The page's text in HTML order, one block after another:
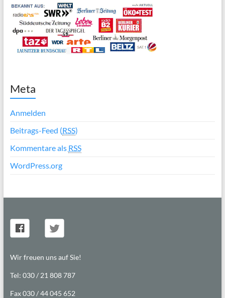
Meta
Anmelden
Beitrags-Feed (RSS)
Kommentare als RSS
WordPress.org
Wir freuen uns auf Sie!
Tel: 030 / 21 808 787
Fax 030 / 44 045 652